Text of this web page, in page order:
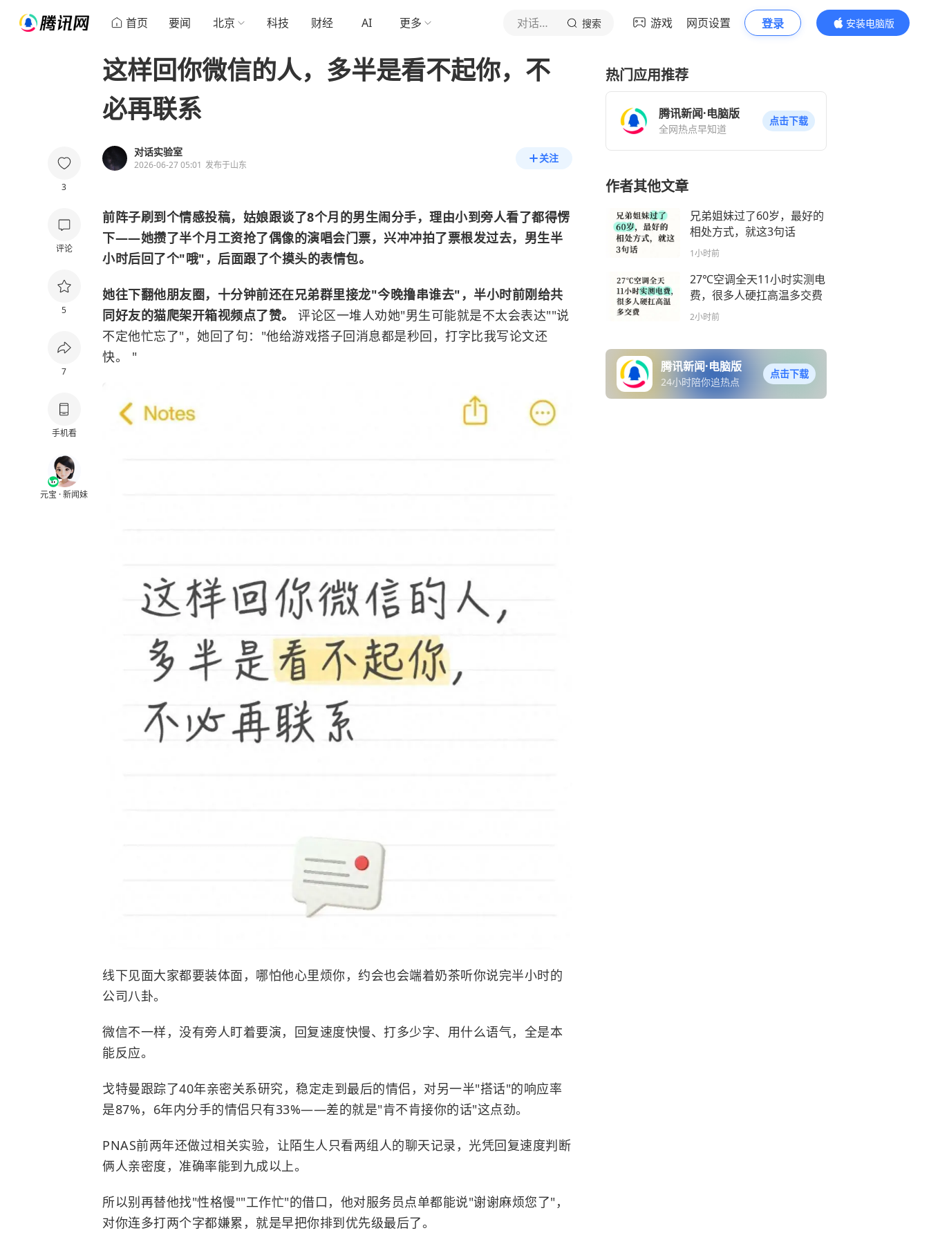
首页 要闻 北京 科技 财经 AI 更多 对话实验室 搜索 游戏 网页设置 登录
安装电脑版
内容更精彩
3
评论
5
7
手机看
元宝 · 新闻妹
这样回你微信的人，多半是看不起你，不
必再联系
对话实验室
2026-06-27 05:01 发布于山东
关注
前阵子刷到个情感投稿，姑娘跟谈了8个月的男生闹分手，理由小到旁人看了都得愣
下——她攒了半个月工资抢了偶像的演唱会门票，兴冲冲拍了票根发过去，男生半
小时后回了个"哦"，后面跟了个摸头的表情包。
她往下翻他朋友圈，十分钟前还在兄弟群里接龙"今晚撸串谁去"，半小时前刚给共
同好友的猫爬架开箱视频点了赞。 评论区一堆人劝她"男生可能就是不太会表达""说
不定他忙忘了"，她回了句："他给游戏搭子回消息都是秒回，打字比我写论文还
快。 "
线下见面大家都要装体面，哪怕他心里烦你，约会也会端着奶茶听你说完半小时的
公司八卦。
微信不一样，没有旁人盯着要演，回复速度快慢、打多少字、用什么语气，全是本
能反应。
戈特曼跟踪了40年亲密关系研究，稳定走到最后的情侣，对另一半"搭话"的响应率
是87%，6年内分手的情侣只有33%——差的就是"肯不肯接你的话"这点劲。
PNAS前两年还做过相关实验，让陌生人只看两组人的聊天记录，光凭回复速度判断
俩人亲密度，准确率能到九成以上。
所以别再替他找"性格慢""工作忙"的借口，他对服务员点单都能说"谢谢麻烦您了"，
对你连多打两个字都嫌累，就是早把你排到优先级最后了。
热门应用推荐
腾讯新闻·电脑版
全网热点早知道
点击下载
作者其他文章
兄弟姐妹过了60岁，最好的
相处方式，就这3句话
1小时前
27℃空调全天11小时实测电
费，很多人硬扛高温多交费
2小时前
腾讯新闻·电脑版
24小时陪你追热点
点击下载